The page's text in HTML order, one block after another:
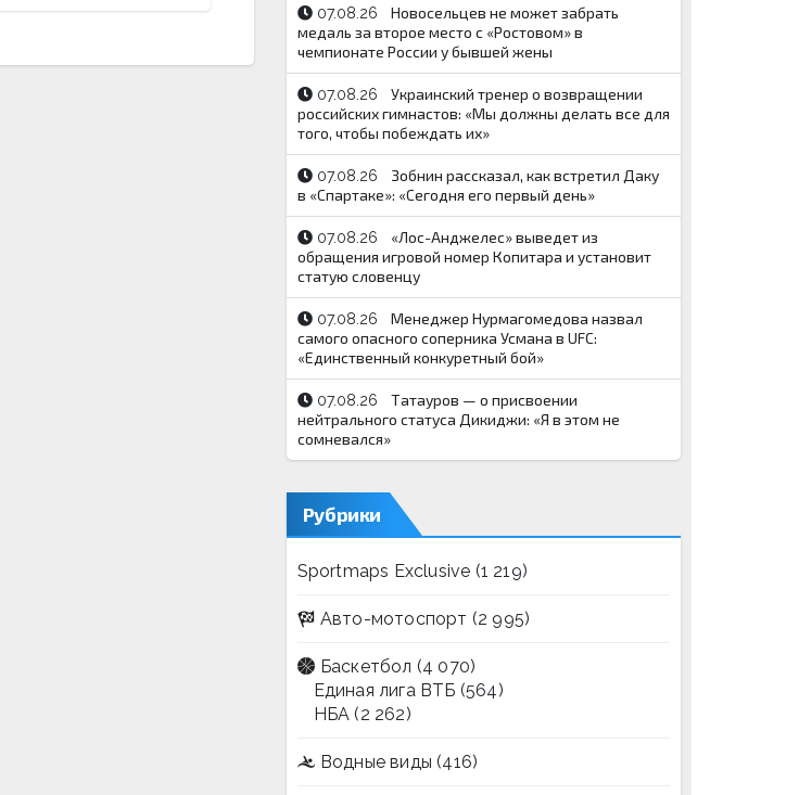
07.08.26
Новосельцев не может забрать
медаль за второе место с «Ростовом» в
чемпионате России у бывшей жены
07.08.26
Украинский тренер о возвращении
российских гимнастов: «Мы должны делать все для
того, чтобы побеждать их»
07.08.26
Зобнин рассказал, как встретил Даку
в «Спартаке»: «Сегодня его первый день»
07.08.26
«Лос-Анджелес» выведет из
обращения игровой номер Копитара и установит
статую словенцу
07.08.26
Менеджер Нурмагомедова назвал
самого опасного соперника Усмана в UFC:
«Единственный конкуретный бой»
07.08.26
Татауров — о присвоении
нейтрального статуса Дикиджи: «Я в этом не
сомневался»
Рубрики
Sportmaps Exclusive (1 219)
Авто-мотоспорт (2 995)
Баскетбол (4 070)
Единая лига ВТБ (564)
НБА (2 262)
Водные виды (416)